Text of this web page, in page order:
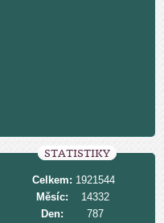
STATISTIKY
Celkem: 1921544
Měsíc:
14332
Den:
787